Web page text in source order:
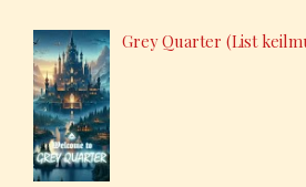
Grey Quarter (List